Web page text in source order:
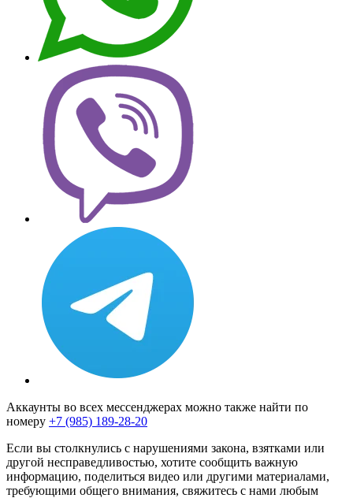
Аккаунты во всех мессенджерах можно также найти по
номеру +7 (985) 189-28-20
Если вы столкнулись с нарушениями закона, взятками или
другой несправедливостью, хотите сообщить важную
информацию, поделиться видео или другими материалами,
требующими общего внимания, свяжитесь с нами любым